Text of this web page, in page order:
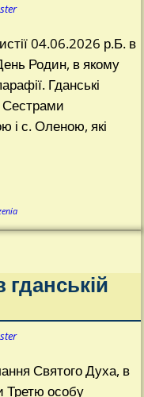
04.06.2026 р.Б. в
Родин, в якому
Гданські
Сестрами
і с. Оленою, які
Святого Духа, в
Третю особу